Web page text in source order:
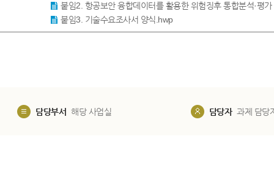
붙임2. 항공보안 융합데이터를 활용한 위험징후 통합분석·평
붙임3. 기술수요조사서 양식.hwp
담당부서 해당 사업실 담당자 과제 담당